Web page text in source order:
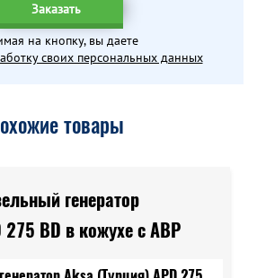
Заказать
на кнопку, вы даете
своих персональных данных
товары
генератор
275 BD в кожухе с АВР